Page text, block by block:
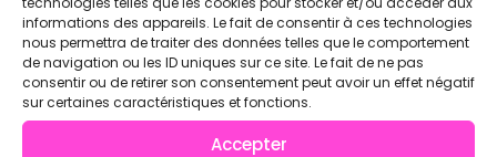
informations des appareils. Le fait de consentir à ces technologies
nous permettra de traiter des données telles que le comportement
de navigation ou les ID uniques sur ce site. Le fait de ne pas
consentir ou de retirer son consentement peut avoir un effet négatif
sur certaines caractéristiques et fonctions.
Accepter